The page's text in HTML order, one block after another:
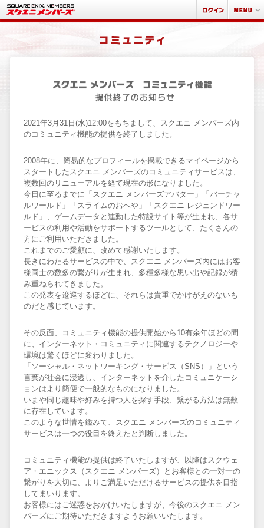
2021年3月31日(水)12:00をもちまして、スクエニ メンバーズ内
のコミュニティ機能の提供を終了しました。
2008年に、簡易的なプロフィールを掲載できるマイページから
スタートしたスクエニ メンバーズのコミュニティサービスは、
複数回のリニューアルを経て現在の形になりました。
今日に至るまでに「スクエニ メンバーズアバター」「バーチャ
ルワールド」「スライムのおへや」「スクエニ レジェンドワー
ルド」、ゲームデータと連動した特設サイト等が生まれ、各サ
ービスの利用や活動をサポートするツールとして、たくさんの
方にご利用いただきました。
これまでのご愛顧に、改めて感謝いたします。
長きにわたるサービスの中で、スクエニ メンバーズ内にはお客
様同士の数多の繋がりが生まれ、多種多様な思い出や記録が積
み重ねられてきました。
この発表を逡巡するほどに、それらは貴重でかけがえのないも
のだと感じています。
その反面、コミュニティ機能の提供開始から10有余年ほどの間
に、インターネット・コミュニティに関連するテクノロジーや
環境は驚くほどに変わりました。
「ソーシャル・ネットワーキング・サービス（SNS）」という
言葉が社会に浸透し、インターネットを介したコミュニケーシ
ョンはより簡便で一般的なものになりました。
いまや同じ趣味や好みを持つ人を探す手段、繋がる方法は無数
に存在しています。
このような世情を鑑みて、スクエニ メンバーズのコミュニティ
サービスは一つの役目を終えたと判断しました。
コミュニティ機能の提供は終了いたしますが、以降はスクウェ
ア・エニックス（スクエニ メンバーズ）とお客様との一対一の
繋がりを大切に、よりご満足いただけるサービスの提供を目指
してまいります。
お客様にはご迷惑をおかけいたしますが、今後のスクエニ メン
バーズにご期待いただきますようお願いいたします。